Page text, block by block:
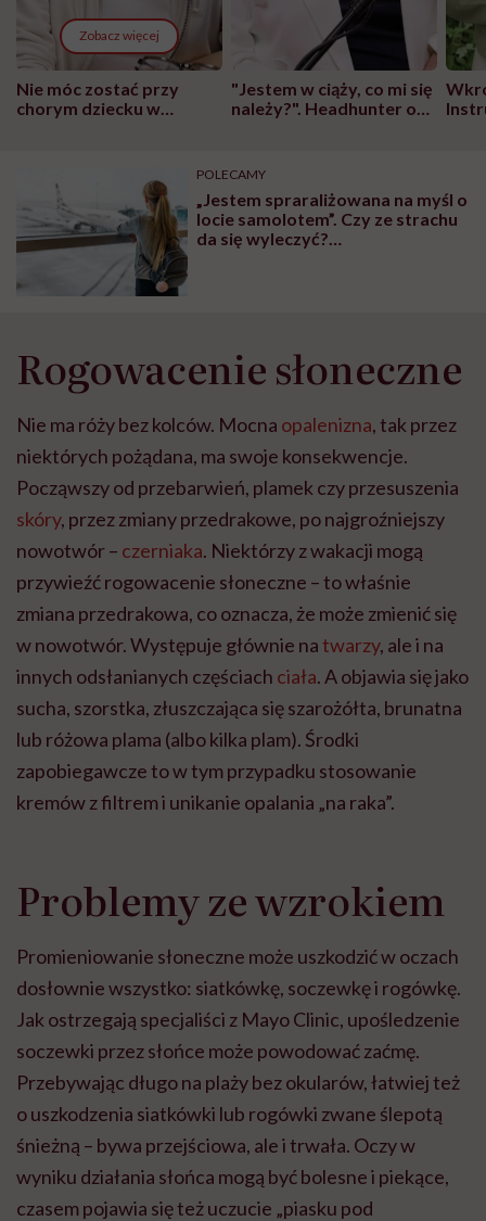
Zobacz więcej
Nie móc zostać przy
chorym dziecku w
głupota i brak
wyobraźni"
"Jestem w ciąży, co mi się
należy?". Headhunter o
pracy
POLECAMY
„Jestem spraraliżowana na myśl o
locie samolotem”. Czy ze strachu
da się wyleczyć?
Rogowacenie słoneczne
Nie ma róży bez kolców. Mocna opalenizna, tak przez
niektórych pożądana, ma swoje konsekwencje.
Począwszy od przebarwień, plamek czy przesuszenia
skóry, przez zmiany przedrakowe, po najgroźniejszy
nowotwór – czerniaka. Niektórzy z wakacji mogą
przywieźć rogowacenie słoneczne – to właśnie
zmiana przedrakowa, co oznacza, że może zmienić się
w nowotwór. Występuje głównie natwarzy, ale i na
innych odsłanianych częściach ciała. A objawia się jako
sucha, szorstka, złuszczająca się szarożółta, brunatna
lub różowa plama (albo kilka plam). Środki
zapobiegawcze to w tym przypadku stosowanie
kremów z filtrem i unikanie opalania „na raka”.
Problemy ze wzrokiem
Promieniowanie słoneczne może uszkodzić w oczach
dosłownie wszystko: siatkówkę, soczewkę i rogówkę.
Jak ostrzegają specjaliści z Mayo Clinic, upośledzenie
soczewki przez słońce może powodować zaćmę.
Przebywając długo na plaży bez okularów, łatwiej też
o uszkodzenia siatkówki lub rogówki zwane ślepotą
śnieżną – bywa przejściowa, ale i trwała. Oczy w
wyniku działania słońca mogą być bolesne i piekące,
czasem pojawia się też uczucie „piasku pod